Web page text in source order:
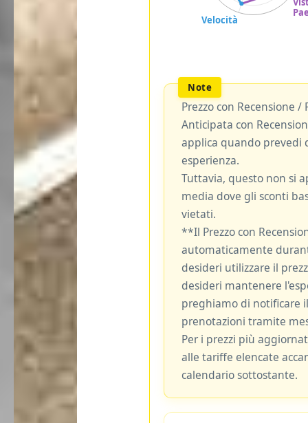
Prezzo con Recensione
Anticipata con
applica quando prevedi
esperienza.
Tuttavia, questo non si
media dove gli sconti
vietati.
**Il Prezzo con
automaticamente
desideri utilizzare il
desideri mantenere
preghiamo di notificare
prenotazioni tramite
Per i prezzi più
alle tariffe elencate
calendario sottostante.